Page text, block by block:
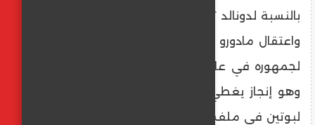
​بالنسبة لدونالد ترامب، فإن إغلاق ملف فنزويلا
واعتقال مادورو هو "النصر الكبير" الذي يقدمه
لجمهوره في عامه الثاني من الولاية الجديدة،
وهو إنجاز يغطي على أي تنازلات قد يقدمها
لبوتين في ملف أوكرانيا. فإدارة ترامب تدرك أن